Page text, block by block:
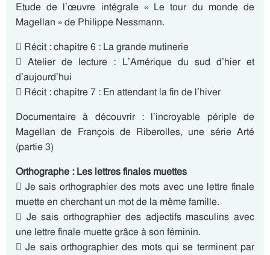
Etude de l’œuvre intégrale « Le tour du monde de
Magellan » de Philippe Nessmann.
 Récit : chapitre 6 : La grande mutinerie
 Atelier de lecture : L’Amérique du sud d’hier et
d’aujourd’hui
 Récit : chapitre 7 : En attendant la fin de l’hiver
Documentaire à découvrir : l’incroyable périple de
Magellan de François de Riberolles, une série Arté
(partie 3)
Orthographe : Les lettres finales muettes
 Je sais orthographier des mots avec une lettre finale
muette en cherchant un mot de la même famille.
 Je sais orthographier des adjectifs masculins avec
une lettre finale muette grâce à son féminin.
 Je sais orthographier des mots qui se terminent par